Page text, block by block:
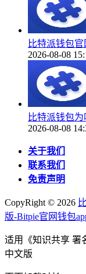
比特派钱包
2026-08-08
比特派钱包
2026-08-08
关于我们
联系我们
免责声明
CopyRight © 2026
版-Bitpie官网钱包
适用《知识共享 署
中文版